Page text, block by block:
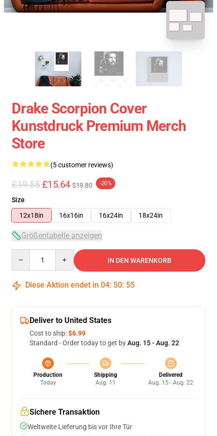
Drake Scorpion Cover
Kunstdruck Premium Merch
Store
(5 customer reviews)
£19.55 £15.64 $19.80 -20%
Size
12x18in
16x16in 16x24in 18x24in
Größentabelle anzeigen
IN DEN WARENKORB
Diese Aktion endet in 04: 50: 54
Deliver to United States
Cost to ship:$6.99
Standard - Order today to get byAug. 15 - Aug. 22
Production
Today
Shipping
Aug. 11
Delivered
Aug. 15 - Aug. 22
Sichere Transaktion
Weltweite Lieferung bis vor Ihre Tür